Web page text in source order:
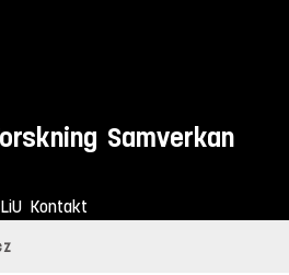
Samverkan
Kontakt